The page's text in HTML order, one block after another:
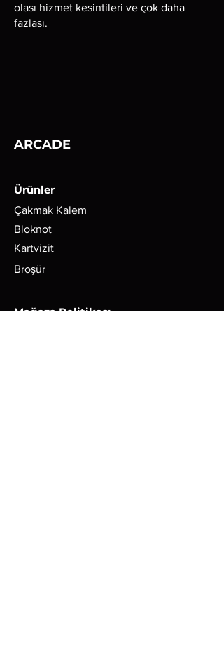
olası hizmet kesintileri ve çok daha
fazlası.
ARCADE
Ürünler
Çakmak Kalem
Bloknot
Kartvizit
Broşür
Mağaza Politikası